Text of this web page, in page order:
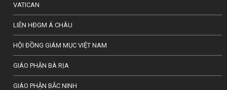
VATICAN
LIÊN HĐGM Á CHÂU
HỘI ĐỒNG GIÁM MỤC VIỆT NAM
GIÁO PHẬN BÀ RỊA
GIÁO PHẬN BẮC NINH